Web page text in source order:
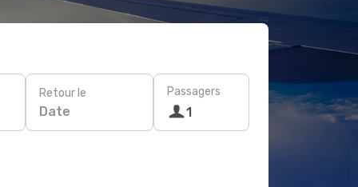
Retour le
Date
Passagers
1